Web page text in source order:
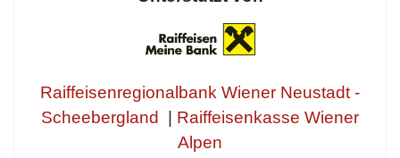
Raiffeisenregionalbank Wiener Neustadt -
Scheebergland
Raiffeisenkasse Wiener
Alpen